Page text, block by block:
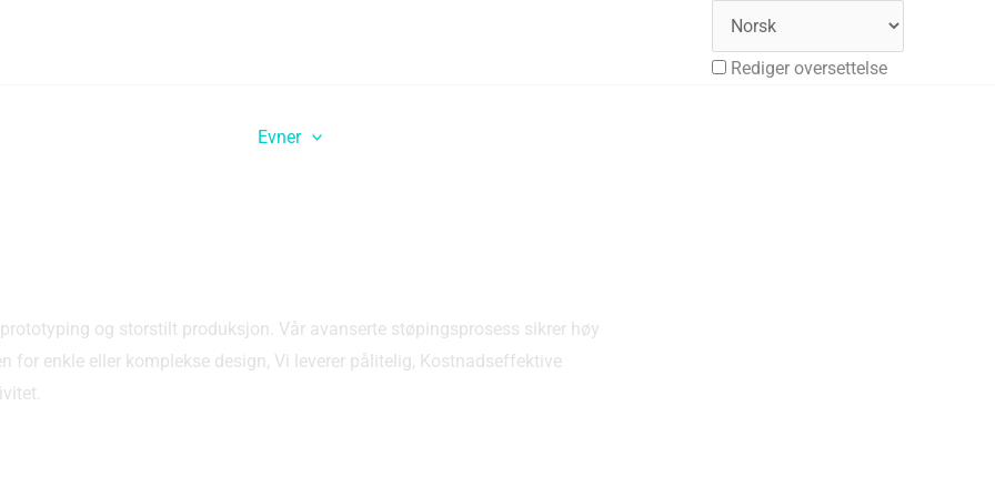
Rediger oversettelse
Evner
og storstilt produksjon. Vår avanserte støpingsprosess sikrer høy
for enkle eller komplekse design, Vi leverer pålitelig, Kostnadseffektive